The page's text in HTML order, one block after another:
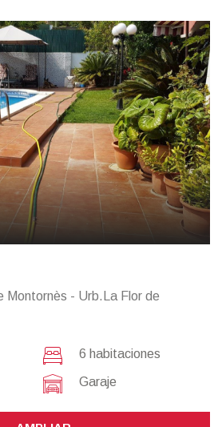
Montornès - Urb.La Flor de
6 habitaciones
Garaje